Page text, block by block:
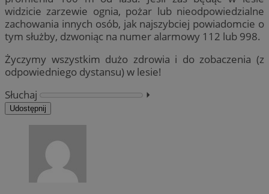
widzicie zarzewie ognia, pożar lub nieodpowiedzialne
zachowania innych osób, jak najszybciej powiadomcie o
tym służby, dzwoniąc na numer alarmowy 112 lub 998.
Życzymy wszystkim dużo zdrowia i do zobaczenia (z
odpowiedniego dystansu) w lesie!
Słuchaj
⏵︎
Udostępnij